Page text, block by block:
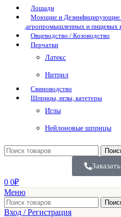
Лошади
Моющие и Дезинфицирующие
,агропромышленных и пищевых
Овцеводство / Козоводство
Перчатки
Латекс
Нитрил
Свиноводство
Шприцы, иглы, катетеры
Иглы
Нейлоновые шприцы
0 0₽
Меню
Вход / Регистрация